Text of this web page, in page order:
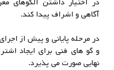
آگاهی و اشراف پیدا کند.
در مرحله پایانی و پیش از اجرای
و گو های فنی برای ایجاد
نهایی صورت می پذیرد.